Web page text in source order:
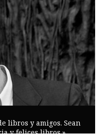
libros y amigos. Sean
y felices libros.»